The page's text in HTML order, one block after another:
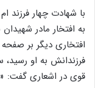
با شهادت چهار فرزند ام
به افتخار مادر
افتخاری دیگر بر
فرزندانش به او
قوی در اشعاری گفت: